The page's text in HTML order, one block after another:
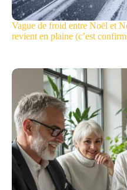
Vague de froid entre Noël et
revient en plaine (c’est